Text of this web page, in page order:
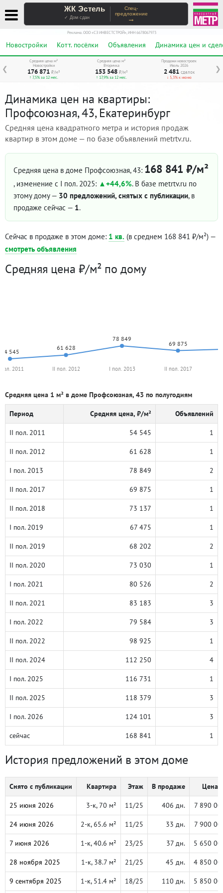
ЖК Эстель
✓ Дом сдан
Спец-
предложение
→
Реклама. ООО «СЗ ИНВЕСТСТРОЙ», ИНН 6678067973
Новостройки Котт. посёлки Объявления Динамика цен и
❮ ❯
Средняя цена м²
Новостройки
176 871 ₽/м²
↑ 7,5% за 12 мес.
Средняя цена м²
Вторичка
153 548 ₽/м²
↑ 17,9% за 12 мес.
Продажи новостроек
Июль 2026
2 481 сделок
↓ 5,3% к июню
Динамика цен на квартиры:
Профсоюзная, 43, Екатеринбург
Средняя цена квадратного метра и история продаж
квартир в этом доме — по базе объявлений metrtv.ru.
Средняя цена в доме Профсоюзная, 43: 168 841 ₽/м²
, изменение с I пол. 2025: +44,6%. В базе metrtv.ru по
этому дому — 30 предложений, снятых с публикации, в
продаже сейчас — 1.
Сейчас в продаже в этом доме: 1 кв. (в среднем 168 841 ₽/м²) —
смотреть объявления
Средняя цена ₽/м² по дому
54 545
61 628
78 849
69 875
2011 II пол. 2012 I пол. 2013 II пол. 2017
Средняя цена 1 м² в доме Профсоюзная, 43 по полугодиям
Период Средняя цена, ₽/м² Объявлений
II пол. 2011 54 545 1
II пол. 2012 61 628 1
I пол. 2013 78 849 2
II пол. 2017 69 875 1
II пол. 2018 73 137 1
I пол. 2019 67 475 1
II пол. 2019 68 202 2
II пол. 2020 73 030 1
I пол. 2021 80 526 2
II пол. 2021 83 183 3
I пол. 2022 79 584 3
II пол. 2022 98 925 1
II пол. 2024 112 250 4
I пол. 2025 116 731 1
II пол. 2025 118 379 3
I пол. 2026 124 101 3
сейчас 168 841 1
История предложений в этом доме
Снято с публикации Квартира Этаж В продаже Цена,
25 июня 2026 3-к, 70 м² 11/25 406 дн. 7 890
24 июня 2026 2-к, 65.6 м² 11/25 33 дн. 7 900
7 июня 2026 1-к, 40.6 м² 23/25 37 дн. 5 650
28 ноября 2025 1-к, 38.7 м² 21/25 45 дн. 4 850
9 сентября 2025 1-к, 51.4 м² 18/25 110 дн. 5 850